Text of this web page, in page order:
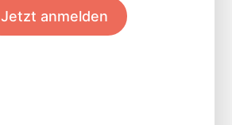
Jetzt anmelden